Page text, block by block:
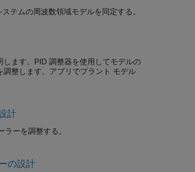
テムの周波数領域モデルを同定する。
ます。PID 調整器を使用してモデルの
整します。アプリでプラント モデル
計
ーを調整する。
の設計